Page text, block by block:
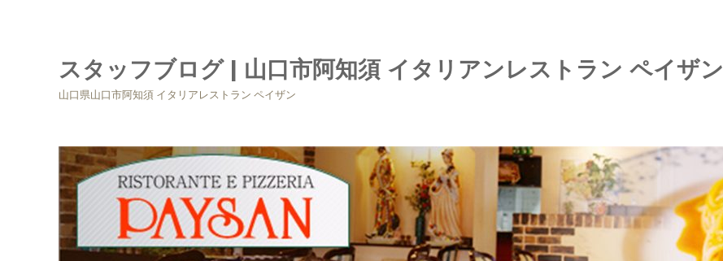
スタッフブログ | 山口市阿知須 イタリアンレストラン ペイザン
山口県山口市阿知須 イタリアレストラン ペイザン